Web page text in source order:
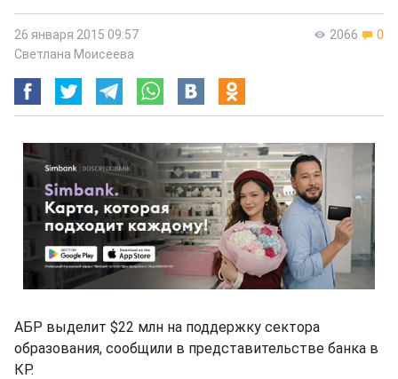
2066 0
26 января 2015 09:57
Светлана Моисеева
АБР выделит $22 млн на поддержку сектора
образования, сообщили в представительстве банка в
КР.